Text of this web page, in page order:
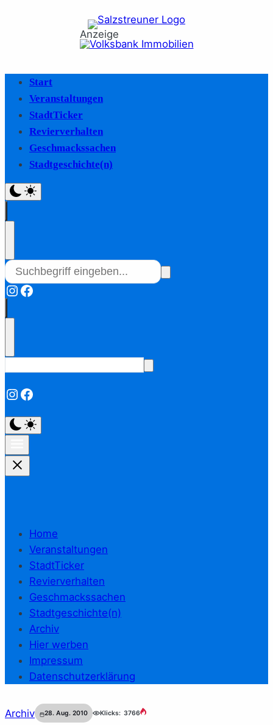
Anzeige
Start
Veranstaltungen
StadtTicker
Revierverhalten
Geschmackssachen
Stadtgeschichte(n)
Instagram
Facebook
Instagram
Facebook
Home
Veranstaltungen
StadtTicker
Revierverhalten
Geschmackssachen
Stadtgeschichte(n)
Archiv
Hier werben
Impressum
Datenschutzerklärung
Archiv 28. Aug. 2010 Klicks: 3766